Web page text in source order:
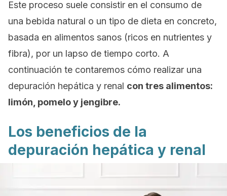
Este proceso suele consistir en el consumo de
una bebida natural o un tipo de dieta en concreto,
basada en alimentos sanos (ricos en nutrientes y
fibra), por un lapso de tiempo corto. A
continuación te contaremos cómo realizar una
depuración hepática y renal con tres alimentos:
limón, pomelo y jengibre.
Los beneficios de la
depuración hepática y renal